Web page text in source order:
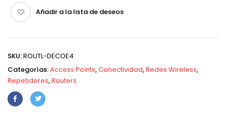
Añadir a la lista de deseos
SKU:ROUTL-DECOE4
Categorías:Access Points,Conectividad,Redes Wireless,
Repetidores,Routers